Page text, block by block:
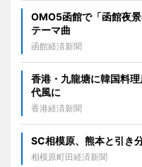
OMO5函館で「函館夜
テーマ曲
函館経済新聞
香港・九龍塘に韓国料
代風に
香港経済新聞
SC相模原、熊本と引
相模原町田経済新聞